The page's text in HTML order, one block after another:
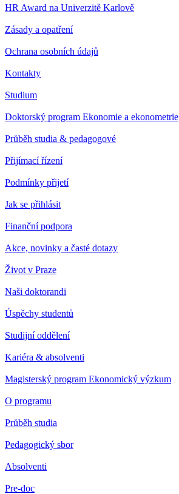
HR Award na Univerzitě Karlově
Zásady a opatření
Ochrana osobních údajů
Kontakty
Studium
Doktorský program Ekonomie a ekonometrie
Průběh studia & pedagogové
Přijímací řízení
Podmínky přijetí
Jak se přihlásit
Finanční podpora
Akce, novinky a časté dotazy
Život v Praze
Naši doktorandi
Úspěchy studentů
Studijní oddělení
Kariéra & absolventi
Magisterský program Ekonomický výzkum
O programu
Průběh studia
Pedagogický sbor
Absolventi
Pre-doc